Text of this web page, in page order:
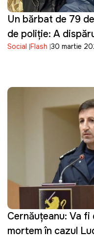
Un bărbat de 79
de poliție: A
Social Flash 30 martie
Cernăuțeanu: Va
mortem în cazul